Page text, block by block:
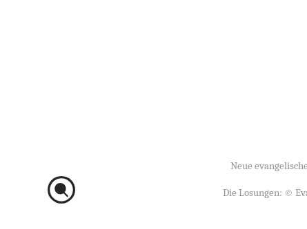
Neue
Die Losungen: ©